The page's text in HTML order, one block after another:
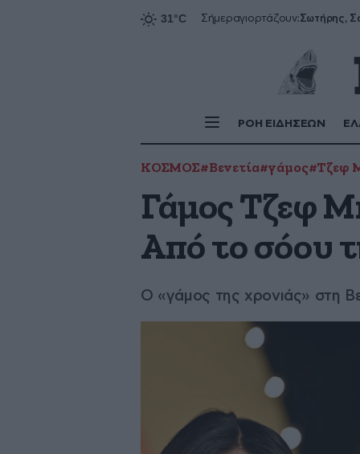
Σήμεραγιορτάζουν:
ΡΟΗ ΕΙΔΗΣΕΩΝ
ΚΟΣΜΟΣ#Βενετία#γάμος#Τζεφ
Γάμος Τζεφ
Από το σόου
Ο «γάμος της χρονιάς» στη